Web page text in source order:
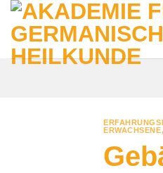
Zum
Inhalt
springen
ERWACHSENE,